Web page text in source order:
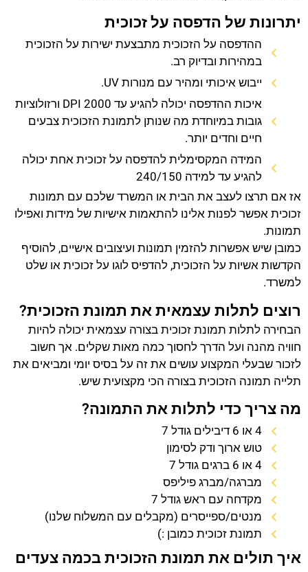
יתרונות של הדפסה על זכוכית
ההדפסה על הזכוכית מתבצעת ישירות על הזכוכית
במהירות ובדיוק רב.
ייבוש איכותי ומהיר עם מנורות UV.
איכות ההדפסה יכולה להגיע עד 2000 DPI ורזולוציות
גובות במיוחדת מה שנותן לתמונת הזכוכית צבעים
חיים וחדים יותר.
המידה המקסימלית להדפסה על זכוכית אחת יכולה
להגיע עד למידה 240/150
אז אם תרצו לעצב את הבית או המשרד שלכם עם תמונות
זכוכית אפשר לפנות אלינו להתאמות אישיות של מידות ואפילו
תמונות.
כמובן שיש אפשרות להזמין תמונות ועיצובים אישיים, להוסיף
הקדשות אשיות על הזכוכית, להדפיס לוגו על זכוכית או שלט
למשרד.
רוצים לתלות עצמאית את תמונת הזכוכית?
הבחירה לתלות תמונת זכוכית בצורה עצמאית יכולה להיות
חוויה מהנה ועל הדרך לחסוך כמה מאות שקלים. אך חשוב
לזכור שבעלי המקצוע עושים את זה על בסיס יומי ומביאים את
תלייה תמונה הזכוכית בצורה הכי מקצועית שיש.
מה צריך כדי לתלות את התמונה?
4 או 6 דיבילים גודל 7
טוש ארוך ודק לסימון
4 או 6 ברגים גודל 7
מברגה/מברג פיליפס
מקדחה עם ראש גודל 7
מנטים/ספייסרים (מקבלים עם המשלוח שלנו)
תמונת זכוכית כמובן :)
איך תולים את תמונת הזכוכית בכמה צעדים